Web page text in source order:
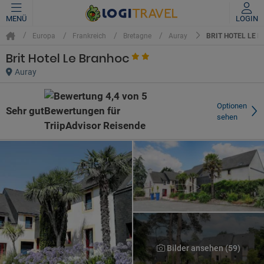
MENÜ LOGIN
Europa Frankreich Bretagne Auray BRIT HOTEL LE
Brit Hotel Le Branhoc
Auray
Sehr gut
Optionen
sehen
Bilder ansehen (59)